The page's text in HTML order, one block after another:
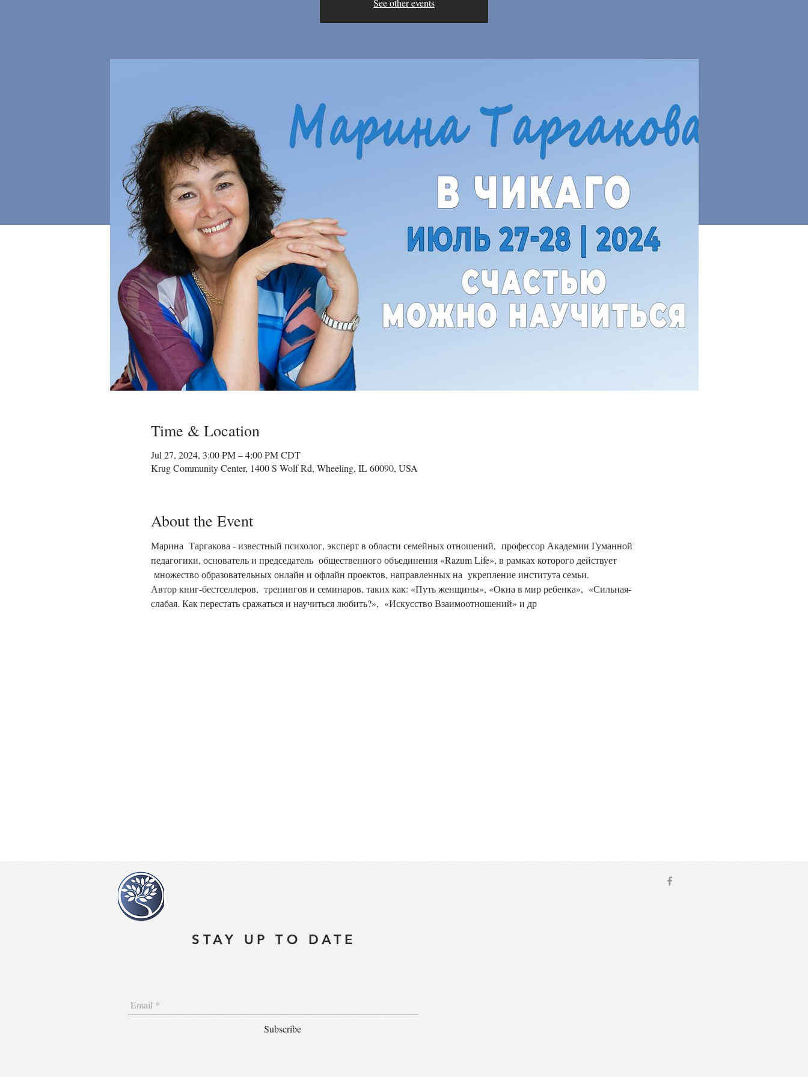
See other events
Time & Location
Jul 27, 2024, 3:00 PM – 4:00 PM CDT
Krug Community Center, 1400 S Wolf Rd, Wheeling, IL 60090, USA
About the Event
Марина  Таргакова - известный психолог, эксперт в области семейных отношений,  профессор Академии Гуманной
педагогики, основатель и председатель  общественного объединения «Razum Life», в рамках которого действует
множество образовательных онлайн и офлайн проектов, направленных на  укрепление института семьи.
Автор книг-бестселлеров,  тренингов и семинаров, таких как: «Путь женщины», «Окна в мир ребенка»,  «Сильная-
слабая. Как перестать сражаться и научиться любить?»,  «Искусство Взаимоотношений» и др
STAY UP TO DATE
Subscribe